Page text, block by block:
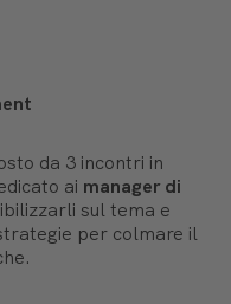
da 3 incontri in
ai manager di
sul tema e
per colmare il